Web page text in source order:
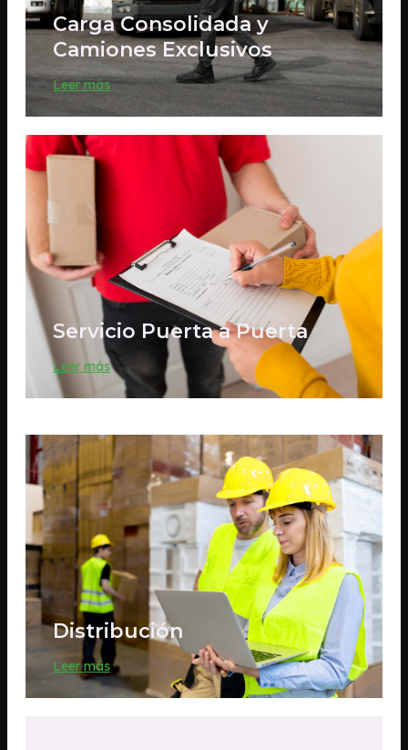
Carga Consolidada y
Camiones Exclusivos
Leer más
Servicio Puerta a Puerta
Leer más
Distribución
Leer más